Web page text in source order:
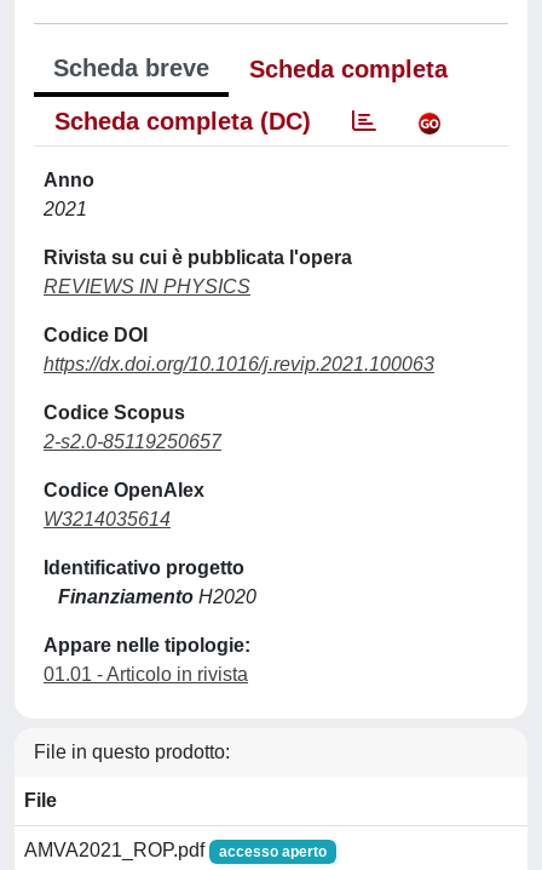
Scheda breve
Scheda completa
Scheda completa (DC)
Anno
2021
Rivista su cui è pubblicata l'opera
REVIEWS IN PHYSICS
Codice DOI
https://dx.doi.org/10.1016/j.revip.2021.100063
Codice Scopus
2-s2.0-85119250657
Codice OpenAlex
W3214035614
Identificativo progetto
Finanziamento H2020
Appare nelle tipologie:
01.01 - Articolo in rivista
File in questo prodotto:
File
AMVA2021_ROP.pdf accesso aperto